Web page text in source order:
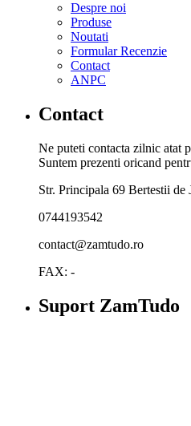
Despre noi
Produse
Noutati
Formular Recenzie
Contact
ANPC
Contact
Ne puteti contacta zilnic atat
Suntem prezenti oricand
Str. Principala 69 Bertestii de
0744193542
contact@zamtudo.ro
FAX: -
Suport ZamTudo